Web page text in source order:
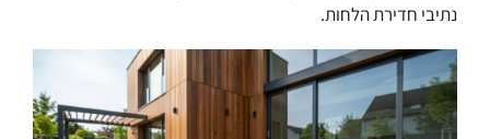
נתיבי חדירת הלחות.